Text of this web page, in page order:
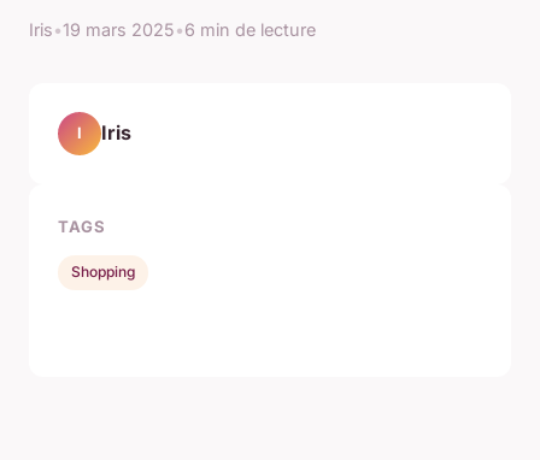
Iris•19 mars 2025•6 min de lecture
I Iris
TAGS
Shopping